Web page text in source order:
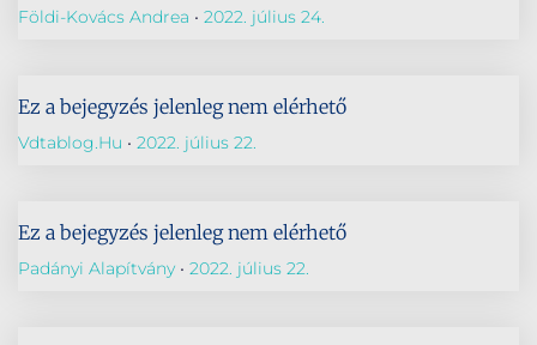
Földi-Kovács Andrea 2022. július 24.
Ez a bejegyzés jelenleg nem elérhető
Vdtablog.hu 2022. július 22.
Ez a bejegyzés jelenleg nem elérhető
Padányi Alapítvány 2022. július 22.